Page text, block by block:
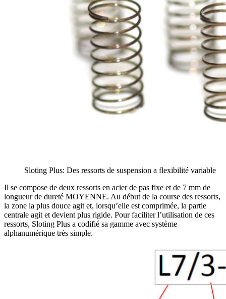
Sloting Plus: Des ressorts de suspension a flexibilité variable
Il se compose de deux ressorts en acier de pas fixe et de 7 mm de
longueur de dureté MOYENNE. Au début de la course des ressorts,
la zone la plus douce agit et, lorsqu’elle est comprimée, la partie
centrale agit et devient plus rigide. Pour faciliter l’utilisation de ces
ressorts, Sloting Plus a codifié sa gamme avec système
alphanumérique très simple.